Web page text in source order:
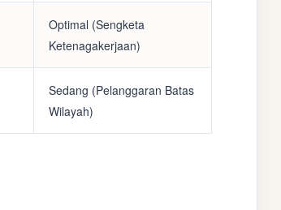
Optimal (Sengketa
Ketenagakerjaan)
Sedang (Pelanggaran Batas
Wilayah)